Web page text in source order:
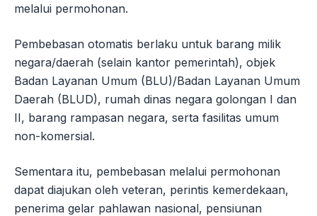
melalui permohonan.
Pembebasan otomatis berlaku untuk barang milik
negara/daerah (selain kantor pemerintah), objek
Badan Layanan Umum (BLU)/Badan Layanan Umum
Daerah (BLUD), rumah dinas negara golongan I dan
II, barang rampasan negara, serta fasilitas umum
non-komersial.
Sementara itu, pembebasan melalui permohonan
dapat diajukan oleh veteran, perintis kemerdekaan,
penerima gelar pahlawan nasional, pensiunan